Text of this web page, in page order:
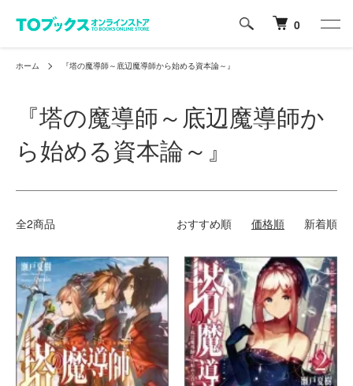
0
ホーム 『塔の魔導師～底辺魔導師から始める資本論～』
『塔の魔導師～底辺魔導師か
ら始める資本論～』
全2商品 おすすめ順 価格順 新着順